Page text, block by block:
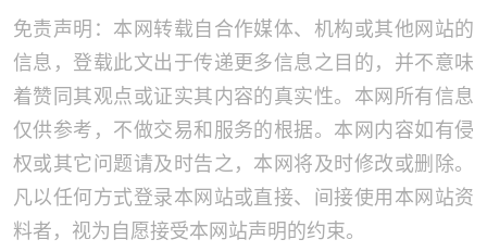
免责声明：本网转载自合作媒体、机构或其他网站的
信息，登载此文出于传递更多信息之目的，并不意味
着赞同其观点或证实其内容的真实性。本网所有信息
仅供参考，不做交易和服务的根据。本网内容如有侵
权或其它问题请及时告之，本网将及时修改或删除。
凡以任何方式登录本网站或直接、间接使用本网站资
料者，视为自愿接受本网站声明的约束。